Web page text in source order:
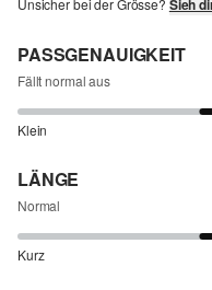
PASSGENAUIGKEIT
Fällt normal aus
Klein
LÄNGE
Normal
Kurz